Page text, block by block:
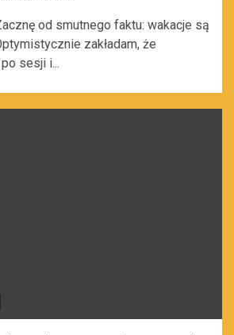
od smutnego faktu: wakacje są
zakładam, że
sesji i...